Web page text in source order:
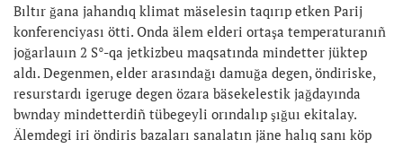
Bıltır ğana jahandıq klimat mäselesin taqırıp etken Parij
konferenciyası ötti. Onda älem elderi ortaşa temperaturanıñ
joğarlauın 2 S°-qa jetkizbeu maqsatında mindetter jüktep
aldı. Degenmen, elder arasındağı damuğa degen, öndiriske,
resurstardı igeruge degen özara bäsekelestik jağdayında
bwnday mindetterdiñ tübegeyli orındalıp şığuı ekitalay.
Älemdegi iri öndiris bazaları sanalatın jäne halıq sanı köp